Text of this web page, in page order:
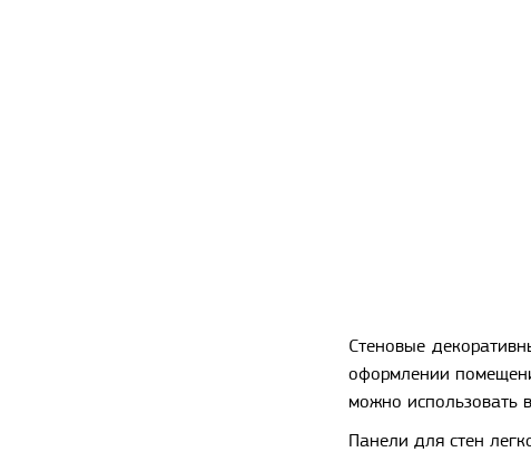
Стеновые
оформлении
можно использовать
Панели для стен